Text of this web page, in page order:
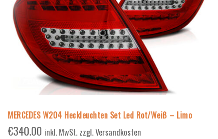
MERCEDES W204 Heckleuchten Set Led Rot/Weiß – Limo
€340.00 inkl. MwSt. zzgl. Versandkosten